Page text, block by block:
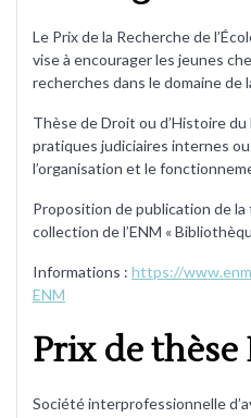
Le Prix de la Recherche de
vise à encourager les jeunes
recherches dans le domaine de
Thèse de Droit ou d’Histoire
pratiques judiciaires internes
l’organisation et le
Proposition de publication de la
collection de l’ENM «
Informations : https://
ENM
Prix de thèse
Société interprofessionnelle